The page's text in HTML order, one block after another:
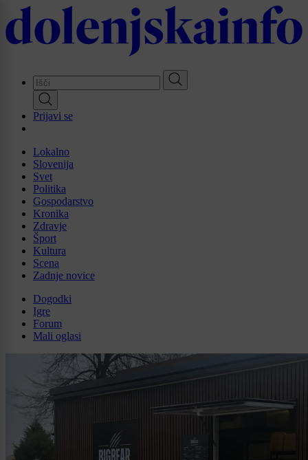
Skip
to
main
Prijavi se
Lokalno
Slovenija
Svet
Politika
Gospodarstvo
Kronika
Zdravje
Šport
Kultura
Scena
Zadnje novice
Dogodki
Igre
Forum
Mali oglasi